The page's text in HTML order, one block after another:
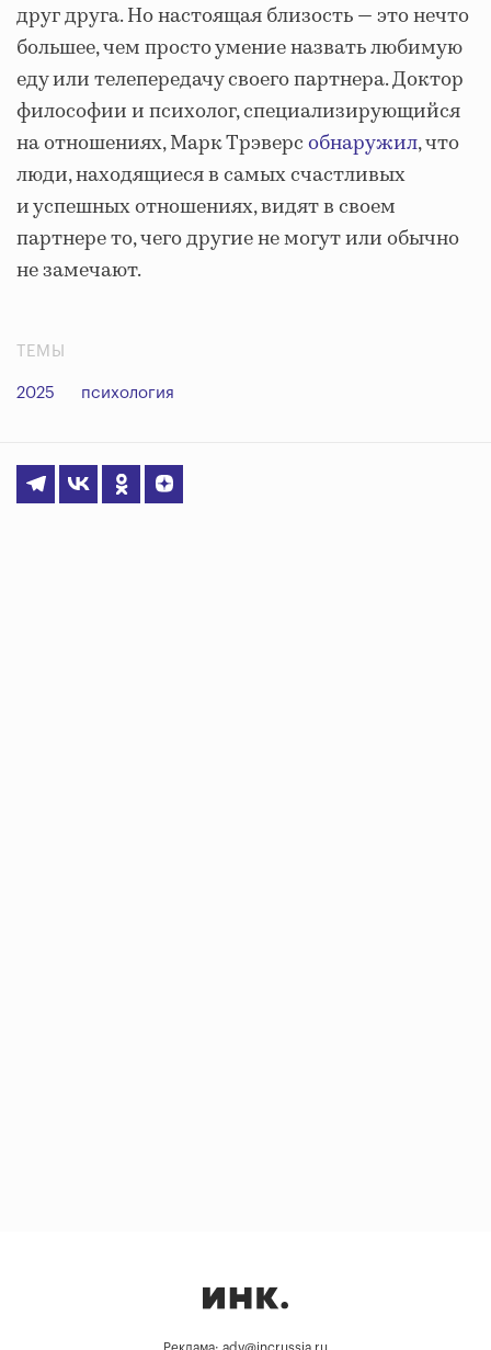
друг друга. Но настоящая близость — это нечто
большее, чем просто умение назвать любимую
еду или телепередачу своего партнера. Доктор
философии и психолог, специализирующийся
на отношениях, Марк Трэверсобнаружил, что
люди, находящиеся в самых счастливых
и успешных отношениях, видят в своем
партнере то, чего другие не могут или обычно
не замечают.
ТЕМЫ
2025 психология
Реклама: adv@incrussia.ru